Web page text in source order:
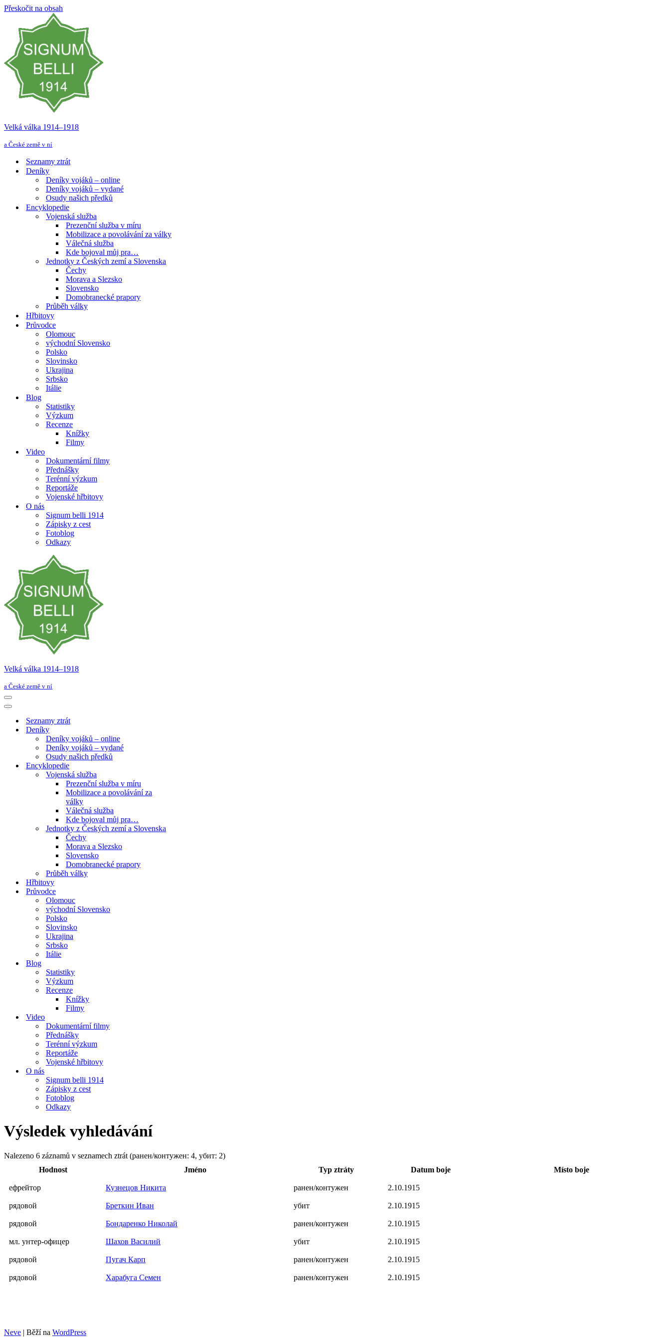
Přeskočit na obsah
Velká válka 1914–⁠⁠⁠⁠⁠⁠1918
a České země v ní
Seznamy ztrát
Deníky
Deníky vojáků – online
Deníky vojáků – vydané
Osudy našich předků
Encyklopedie
Vojenská služba
Prezenční služba v míru
Mobilizace a povolávání za války
Válečná služba
Kde bojoval můj pra…
Jednotky z Českých zemí a Slovenska
Čechy
Morava a Slezsko
Slovensko
Domobranecké prapory
Průběh války
Hřbitovy
Průvodce
Olomouc
východní Slovensko
Polsko
Slovinsko
Ukrajina
Srbsko
Itálie
Blog
Statistiky
Výzkum
Recenze
Knížky
Filmy
Video
Dokumentární filmy
Přednášky
Terénní výzkum
Reportáže
Vojenské hřbitovy
O nás
Signum belli 1914
Zápisky z cest
Fotoblog
Odkazy
Velká válka 1914–⁠⁠⁠⁠⁠⁠1918
a České země v ní
Navigační
menu
Navigační
Seznamy ztrát
Deníky
Deníky vojáků – online
Deníky vojáků – vydané
Osudy našich předků
Encyklopedie
Vojenská služba
Prezenční služba v míru
Mobilizace a povolávání za
války
Válečná služba
Kde bojoval můj pra…
Jednotky z Českých zemí a Slovenska
Čechy
Morava a Slezsko
Slovensko
Domobranecké prapory
Průběh války
Hřbitovy
Průvodce
Olomouc
východní Slovensko
Polsko
Slovinsko
Ukrajina
Srbsko
Itálie
Blog
Statistiky
Výzkum
Recenze
Knížky
Filmy
Video
Dokumentární filmy
Přednášky
Terénní výzkum
Reportáže
Vojenské hřbitovy
O nás
Signum belli 1914
Zápisky z cest
Fotoblog
Odkazy
Výsledek vyhledávání
Nalezeno 6 záznamů v seznamech ztrát (ранен/контужен: 4, убит: 2)
Hodnost
Jméno Typ ztráty Datum boje Místo boje
ефрейтор Кузнецов Никита ранен/контужен 2.10.1915
рядовой Бреткин Иван убит 2.10.1915
рядовой Бондаренко Николай ранен/контужен 2.10.1915
мл. унтер-офицер Шахов Василий убит 2.10.1915
рядовой Пугач Карп ранен/контужен 2.10.1915
рядовой Харабуга Семен ранен/контужен 2.10.1915
Neve | Běží na WordPress